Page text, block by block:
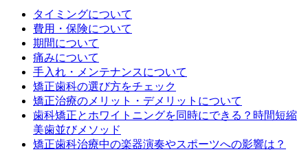
タイミングについて
費用・保険について
期間について
痛みについて
手入れ・メンテナンスについて
矯正歯科の選び方をチェック
矯正治療のメリット・デメリットについて
歯科矯正とホワイトニングを同時にできる？時間短縮
美歯並びメソッド
矯正歯科治療中の楽器演奏やスポーツへの影響は？